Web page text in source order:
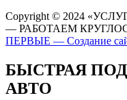
Copyright © 2024
— РАБОТАЕМ
ПЕРВЫЕ — Создание
БЫСТРАЯ
АВТО